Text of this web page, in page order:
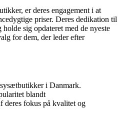
er deres engagement i at
priser. Deres dedikation til
sig opdateret med de nyeste
for dem, der leder efter
i Danmark.
blandt
deres fokus på kvalitet og